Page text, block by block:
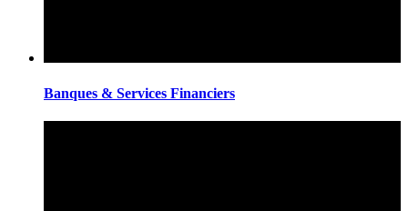
Banques & Services Financiers